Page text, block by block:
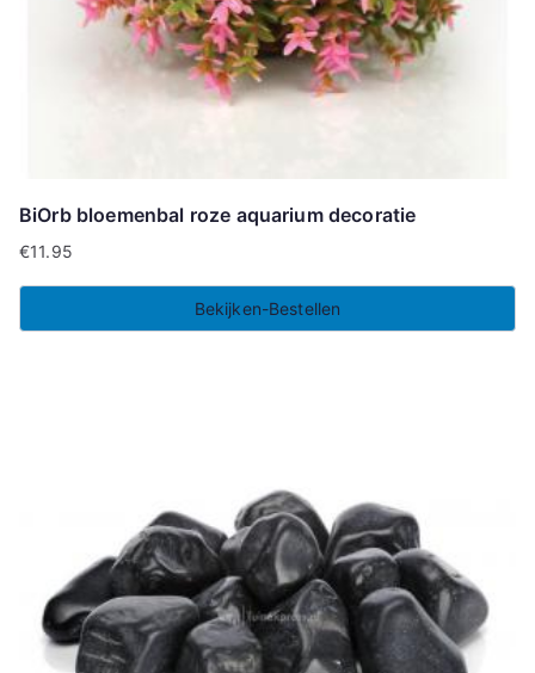
BiOrb bloemenbal roze aquarium decoratie
€11.95
Bekijken-Bestellen